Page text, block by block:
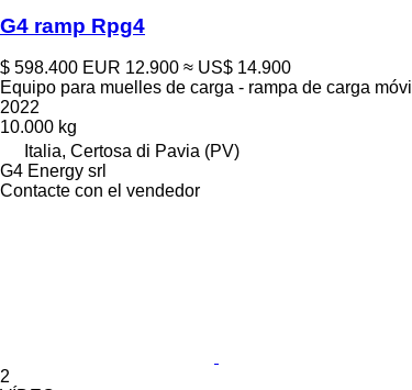
G4 ramp Rpg4
$ 598.400 EUR 12.900 ≈ US$ 14.900
Equipo para muelles de carga - rampa de carga móvil
2022
10.000 kg
Italia, Certosa di Pavia (PV)
G4 Energy srl
Contacte con el vendedor
2